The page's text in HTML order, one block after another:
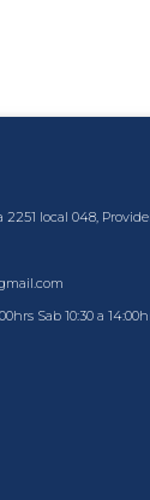
local 048,
Sab 10:30 a